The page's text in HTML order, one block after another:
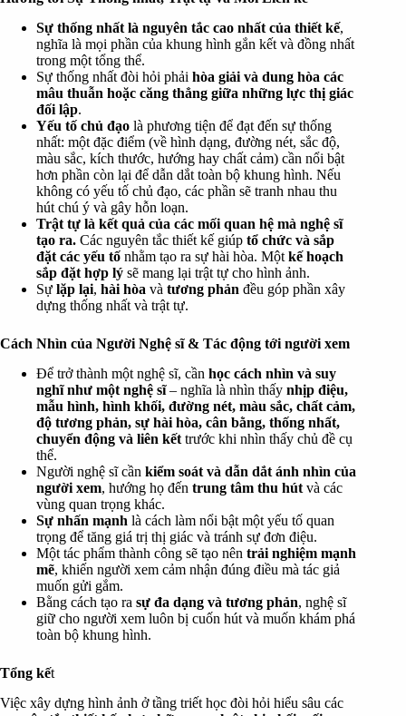
Sự thống nhất là nguyên tắc cao nhất của thiết kế,
nghĩa là mọi phần của khung hình gắn kết và đồng nhất
trong một tổng thể.
Sự thống nhất đòi hỏi phải hòa giải và dung hòa các
mâu thuẫn hoặc căng thẳng giữa những lực thị giác
đối lập.
Yếu tố chủ đạo là phương tiện để đạt đến sự thống
nhất: một đặc điểm (về hình dạng, đường nét, sắc độ,
màu sắc, kích thước, hướng hay chất cảm) cần nổi bật
hơn phần còn lại để dẫn dắt toàn bộ khung hình. Nếu
không có yếu tố chủ đạo, các phần sẽ tranh nhau thu
hút chú ý và gây hỗn loạn.
Trật tự là kết quả của các mối quan hệ mà nghệ sĩ
tạo ra. Các nguyên tắc thiết kế giúp tổ chức và sắp
đặt các yếu tố nhằm tạo ra sự hài hòa. Một kế hoạch
sắp đặt hợp lý sẽ mang lại trật tự cho hình ảnh.
Sự lặp lại, hài hòa và tương phản đều góp phần xây
dựng thống nhất và trật tự.
Cách Nhìn của Người Nghệ sĩ & Tác động tới người xem
Để trở thành một nghệ sĩ, cần học cách nhìn và suy
nghĩ như một nghệ sĩ– nghĩa là nhìn thấy nhịp điệu,
mẫu hình, hình khối, đường nét, màu sắc, chất cảm,
độ tương phản, sự hài hòa, cân bằng, thống nhất,
chuyển động và liên kết trước khi nhìn thấy chủ đề cụ
thể.
Người nghệ sĩ cần kiểm soát và dẫn dắt ánh nhìn của
người xem, hướng họ đến trung tâm thu hút và các
vùng quan trọng khác.
Sự nhấn mạnh là cách làm nổi bật một yếu tố quan
trọng để tăng giá trị thị giác và tránh sự đơn điệu.
Một tác phẩm thành công sẽ tạo nên trải nghiệm mạnh
mẽ, khiến người xem cảm nhận đúng điều mà tác giả
muốn gửi gắm.
Bằng cách tạo ra sự đa dạng và tương phản, nghệ sĩ
giữ cho người xem luôn bị cuốn hút và muốn khám phá
toàn bộ khung hình.
Tổng kết
Việc xây dựng hình ảnh ở tầng triết học đòi hỏi hiểu sâu các